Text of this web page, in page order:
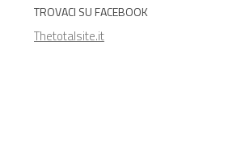
TROVACI SU FACEBOOK
Thetotalsite.it